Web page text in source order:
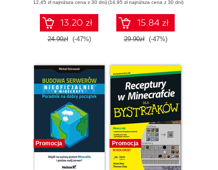
(12,45 zł najniższa cena z 30 dni)
13.20 zł
24.90zł (-47%)
(14,95 zł najniższa cena z 30 dni)
15.84 zł
29.90zł (-47%)
Promocja Promocja